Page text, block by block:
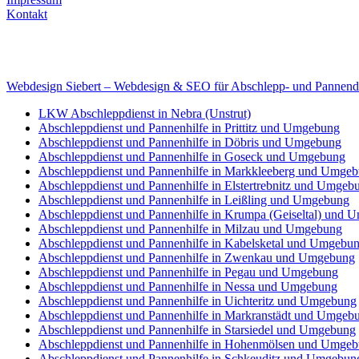
Kontakt
Webdesign Siebert – Webdesign & SEO für Abschlepp- und
LKW Abschleppdienst in Nebra (Unstrut)
Abschleppdienst und Pannenhilfe in Prittitz und Umgebung
Abschleppdienst und Pannenhilfe in Döbris und Umgebung
Abschleppdienst und Pannenhilfe in Goseck und Umgebung
Abschleppdienst und Pannenhilfe in Markkleeberg und
Abschleppdienst und Pannenhilfe in Elstertrebnitz und
Abschleppdienst und Pannenhilfe in Leißling und Umgebung
Abschleppdienst und Pannenhilfe in Krumpa (Geiseltal) und
Abschleppdienst und Pannenhilfe in Milzau und Umgebung
Abschleppdienst und Pannenhilfe in Kabelsketal und
Abschleppdienst und Pannenhilfe in Zwenkau und Umgebung
Abschleppdienst und Pannenhilfe in Pegau und Umgebung
Abschleppdienst und Pannenhilfe in Nessa und Umgebung
Abschleppdienst und Pannenhilfe in Uichteritz und Umgebung
Abschleppdienst und Pannenhilfe in Markranstädt und
Abschleppdienst und Pannenhilfe in Starsiedel und Umgebung
Abschleppdienst und Pannenhilfe in Hohenmölsen und